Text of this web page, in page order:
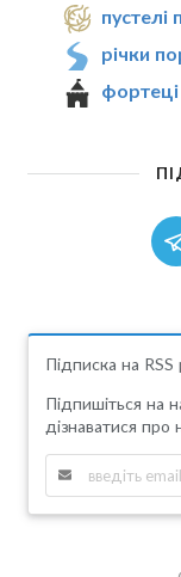
річки
Підписка на RSS
Підпишіться на
дізнаватися про